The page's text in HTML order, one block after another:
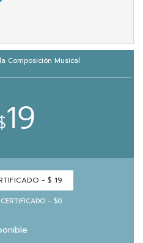
Composición Musical
19
- $ 19
- $0